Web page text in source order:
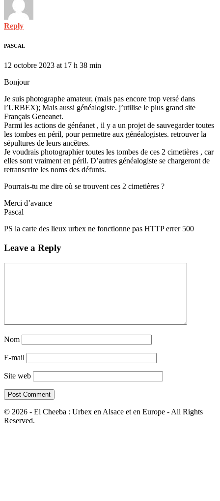
Reply
PASCAL
12 octobre 2023 at 17 h 38 min
Bonjour
Je suis photographe amateur, (mais pas encore trop versé dans
l’URBEX); Mais aussi généalogiste. j’utilise le plus grand site
Français Geneanet.
Parmi les actions de généanet , il y a un projet de sauvegarder toutes
les tombes en péril, pour permettre aux généalogistes. retrouver la
sépultures de leurs ancêtres.
Je voudrais photographier toutes les tombes de ces 2 cimetières , car
elles sont vraiment en péril. D’autres généalogiste se chargeront de
retranscrire les noms des défunts.
Pourrais-tu me dire où se trouvent ces 2 cimetières ?
Merci d’avance
Pascal
PS la carte des lieux urbex ne fonctionne pas HTTP errer 500
Leave a Reply
Nom
E-mail
Site web
© 2026 - El Cheeba : Urbex en Alsace et en Europe - All Rights
Reserved.